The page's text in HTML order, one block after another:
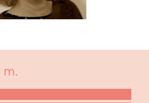
m.